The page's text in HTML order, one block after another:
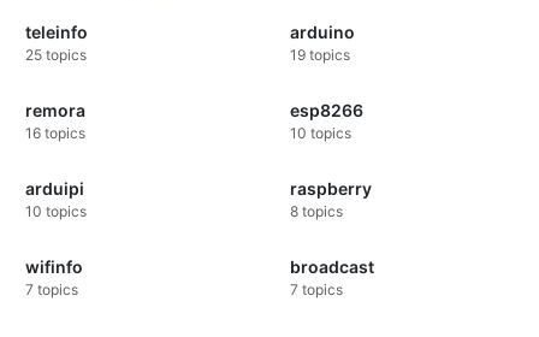
teleinfo
25 topics
arduino
19 topics
remora
16 topics
esp8266
10 topics
arduipi
10 topics
raspberry
8 topics
wifinfo
7 topics
broadcast
7 topics